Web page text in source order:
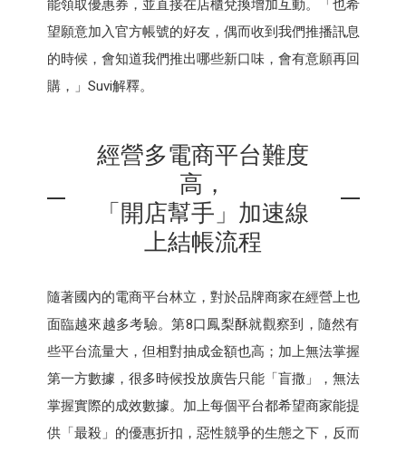
能領取優惠券，並直接在店櫃兌換增加互動。「也希
望願意加入官方帳號的好友，偶而收到我們推播訊息
的時候，會知道我們推出哪些新口味，會有意願再回
購，」Suvi解釋。
經營多電商平台難度
高，
「開店幫手」加速線
上結帳流程
隨著國內的電商平台林立，對於品牌商家在經營上也
面臨越來越多考驗。第8口鳳梨酥就觀察到，隨然有
些平台流量大，但相對抽成金額也高；加上無法掌握
第一方數據，很多時候投放廣告只能「盲撒」，無法
掌握實際的成效數據。加上每個平台都希望商家能提
供「最殺」的優惠折扣，惡性競爭的生態之下，反而